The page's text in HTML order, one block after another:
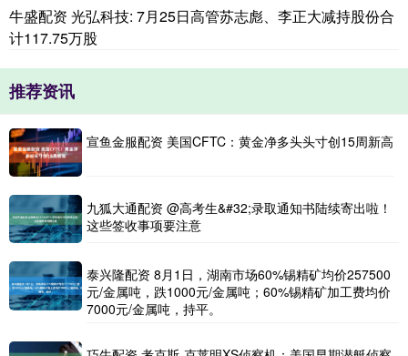
牛盛配资 光弘科技: 7月25日高管苏志彪、李正大减持股份合
计117.75万股
推荐资讯
宣鱼金服配资 美国CFTC：黄金净多头头寸创15周新高
九狐大通配资 @高考生&#32;录取通知书陆续寄出啦！
这些签收事项要注意
泰兴隆配资 8月1日，湖南市场60%锡精矿均价257500
元/金属吨，跌1000元/金属吨；60%锡精矿加工费均价
7000元/金属吨，持平。